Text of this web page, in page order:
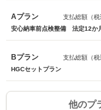
Aプラン 支払総額（税
安心納車前点検整備 法定12か
Bプラン 支払総額（税
HGCセットプラン
他のプ